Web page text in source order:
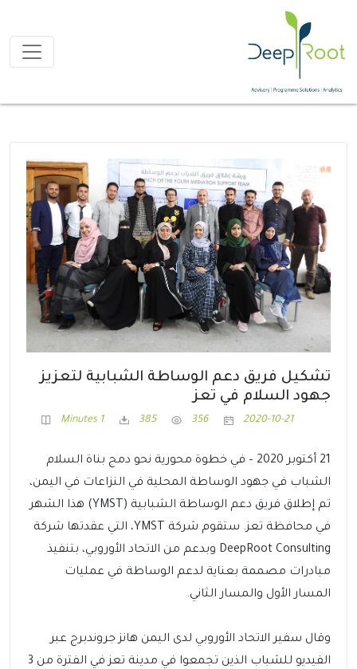
تشكيل فريق دعم الوساطة الشبابية لتعزيز
جهود السلام في تعز
2020-10-21
356
385
1 Minutes
21 أكتوبر 2020 – في خطوة محورية نحو دمج بناة السلام
الشباب في جهود الوساطة المحلية في النزاعات في اليمن،
تم إطلاق فريق دعم الوساطة الشبابية (YMST) هذا الشهر
في محافظة تعز. ستقوم شركة YMST، التي عقدتها شركة
DeepRoot Consulting وبدعم من الاتحاد الأوروبي، بتنفيذ
مبادرات مصممة بعناية لدعم الوساطة في عمليات
المسار الأول والمسار الثاني.
وقال سفير الاتحاد الأوروبي لدى اليمن هانز جروندبرج عبر
الفيديو للشباب الذين تجمعوا في مدينة تعز في الفترة من 3